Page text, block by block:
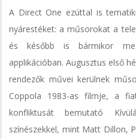
A Direct One ezúttal is
nyárestéket: a műsorokat a
és később is bármikor
applikációban. Augusztus első
rendezők művei kerülnek
Coppola 1983-as filmje, a
konfliktusát bemutató
színészekkel, mint Matt Dillon,